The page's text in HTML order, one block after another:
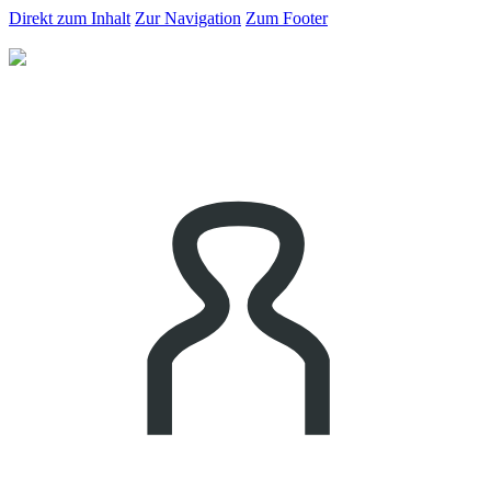
Direkt zum Inhalt Zur Navigation Zum Footer